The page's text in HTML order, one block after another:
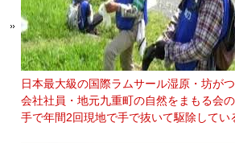
日本最大級の国際ラムサール湿原・坊が
会社社員・地元九重町の自然をまもる会
手で年間2回現地で手で抜いて駆除してい